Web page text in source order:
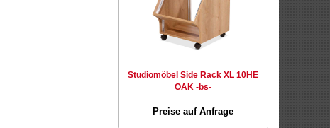
Studiomöbel Side Rack XL 10HE
OAK -bs-
Preise auf Anfrage